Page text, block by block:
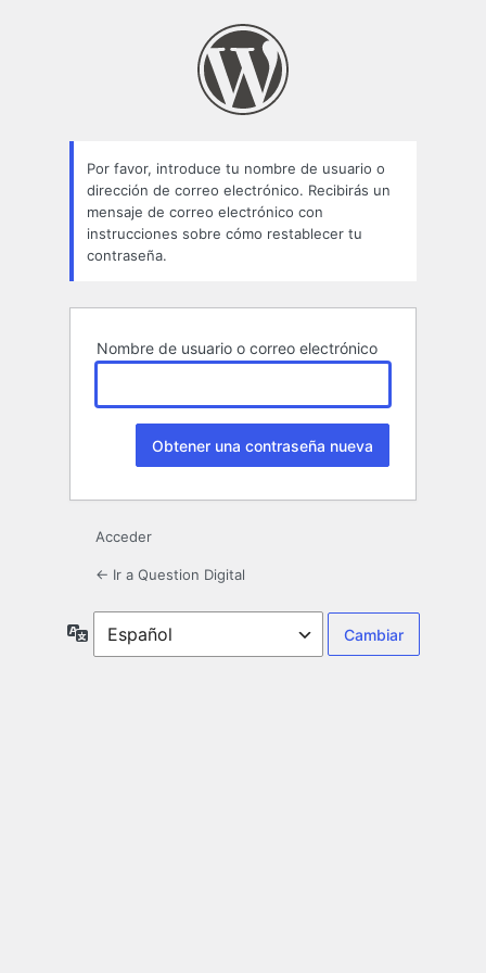
Por favor, introduce tu nombre de usuario o
dirección de correo electrónico. Recibirás un
mensaje de correo electrónico con
instrucciones sobre cómo restablecer tu
contraseña.
Nombre de usuario o correo electrónico
Acceder
← Ir a Question Digital
Idioma